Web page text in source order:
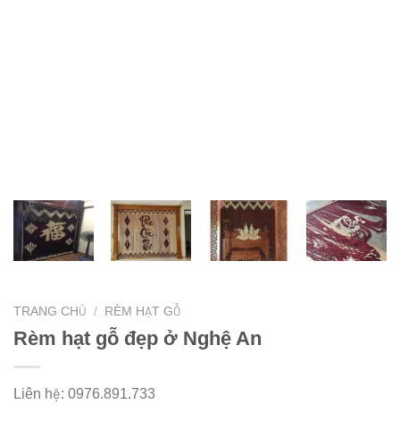
TRANG CHỦ / RÈM HẠT GỖ
Rèm hạt gỗ đẹp ở Nghệ An
Liên hệ: 0976.891.733